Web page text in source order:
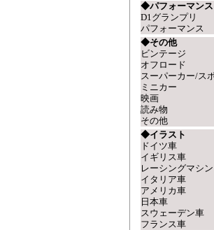
◆パフォーマンス
D1グランプリ
パフォーマンス
◆その他
ビンテージ
オフロード
スーパーカー/ス
ミニカー
映画
読み物
その他
◆イラスト
ドイツ車
イギリス車
レーシングマシン
イタリア車
アメリカ車
日本車
スウェーデン車
フランス車